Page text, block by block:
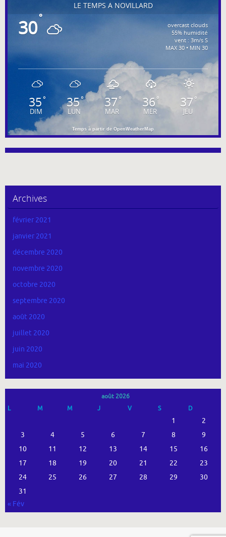
LE TEMPS À NOVILLARD
30°
overcast clouds
55% humidité
vent : 3m/s S
MAX 30 • MIN 30
35°
DIM
35°
LUN
37°
MAR
36°
MER
37 °
JEU
Temps à partir de OpenWeatherMap
Archives
février 2021
janvier 2021
décembre 2020
novembre 2020
octobre 2020
septembre 2020
août 2020
juillet 2020
juin 2020
mai 2020
août 2026
L
M M J V S D
1
2
3
4 5 6 7 8
9
10
11 12 13 14 15
16
17
18 19 20 21 22
23
24
25 26 27 28 29
30
31
« Fév